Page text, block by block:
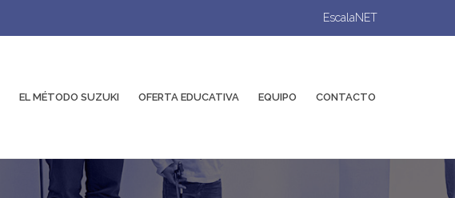
EscalaNET
EL MÉTODO SUZUKI OFERTA EDUCATIVA EQUIPO CONTACTO